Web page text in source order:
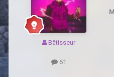
Bâtisseur
61